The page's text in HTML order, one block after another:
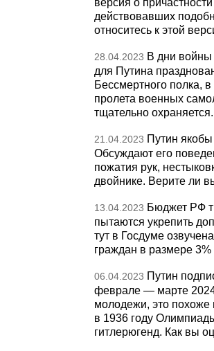
действовавших
относитесь к этой
28.04.2023 В дни войны
для Путина
Бессмертного полка,
пролета военных
тщательно
21.04.2023 Путин
Обсуждают его
пожатия рук,
двойнике. Верите ли
13.04.2023 Бюджет РФ
пытаются укрепить
тут в Госдуме
граждан в размере
06.04.2023 Путин
феврале — марте
молодежи, это похоже
в 1936 году
гитлерюгенд. Как вы